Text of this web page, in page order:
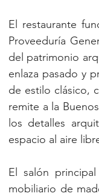
El restaurante
Proveeduría
del patrimonio
enlaza pasado y
de estilo clásico,
remite a la
los detalles
espacio al aire
El salón
mobiliario de